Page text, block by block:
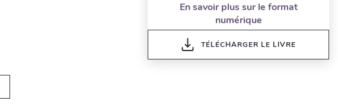
En savoir plus sur le format
numérique
TÉLÉCHARGER LE LIVRE